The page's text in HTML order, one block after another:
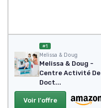
#1
Melissa & Doug
Melissa & Doug -
Centre Activité De
Doct...
Voir l'offre